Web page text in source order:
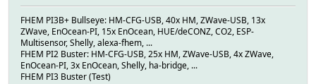
FHEM PI3B+ Bullseye: HM-CFG-USB, 40x HM, ZWave-USB, 13x
ZWave, EnOcean-PI, 15x EnOcean, HUE/deCONZ, CO2, ESP-
Multisensor, Shelly, alexa-fhem, ...
FHEM PI2 Buster: HM-CFG-USB, 25x HM, ZWave-USB, 4x ZWave,
EnOcean-PI, 3x EnOcean, Shelly, ha-bridge, ...
FHEM PI3 Buster (Test)